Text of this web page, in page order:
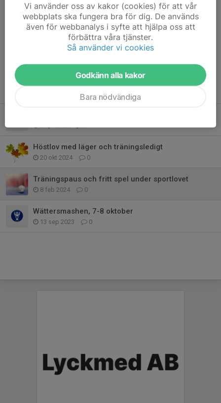
Anmäl er gärna på de aktiviteter som finns i kalendern så vi
ungefär vet hur många som kommer.
Höstlov med läger och träningsledigt
20 okt 2024 0
Träningspaus och fritt spel under sportlovet
8 feb 2024 0
Wättersmashen, 7-8 oktober
13 sep 2023 0
Vi använder oss av kakor (cookies) för att vår
webbplats ska fungera bra för dig. De används
även för webbanalys i syfte att hjälpa oss att
förbättra våra tjänster.
Så använder vi cookies
Godkänn alla kakor
Bara nödvändiga